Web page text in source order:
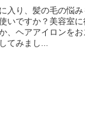
入り、髪の毛の悩
いですか？美容室
、ヘアアイロンを
てみまし...